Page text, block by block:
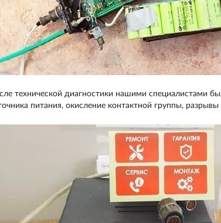
технической диагностики нашими специалистами
питания, окисление контактной группы,